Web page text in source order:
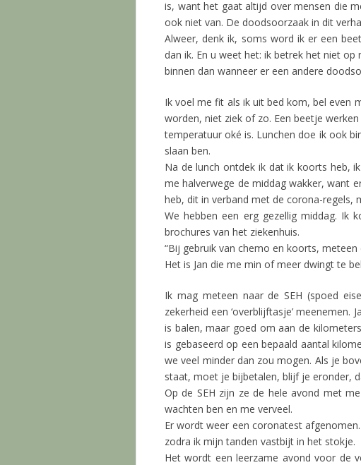
is, want het gaat altijd over mensen die
ook niet van. De doodsoorzaak in dit
Alweer, denk ik, soms word ik er een
dan ik. En u weet het: ik betrek het niet
binnen dan wanneer er een andere
Ik voel me fit als ik uit bed kom, bel even
worden, niet ziek of zo. Een beetje
temperatuur oké is. Lunchen doe ik ook
slaan ben.
Na de lunch ontdek ik dat ik koorts heb,
me halverwege de middag wakker, want
heb, dit in verband met de corona-regels,
We hebben een erg gezellig middag. Ik
brochures van het ziekenhuis.
“Bij gebruik van chemo en koorts,
Het is Jan die me min of meer dwingt te
Ik mag meteen naar de SEH (spoed
zekerheid een ‘overblijftasje’
is balen, maar goed om aan de
is gebaseerd op een bepaald aantal
we veel minder dan zou mogen. Als je
staat, moet je bijbetalen, blijf je eronder,
Op de SEH zijn ze de hele avond met
wachten ben en me verveel.
Er wordt weer een coronatest
zodra ik mijn tanden vastbijt in het stokje.
Het wordt een leerzame avond voor de